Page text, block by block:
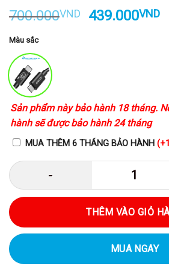
700.000VND
Giá
439.000VND
Màu sắc
Sản phẩm này bảo hành 18 tháng.
hành sẽ được bảo hành 24 tháng
MUA THÊM 6 THÁNG BẢO HÀNH
Anker
THÊM VÀO GIỎ
MUA NGAY